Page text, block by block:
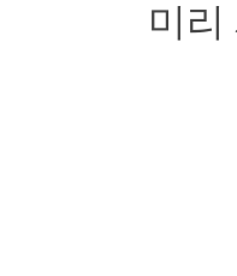
미리